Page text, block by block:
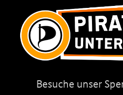
Besuche unser